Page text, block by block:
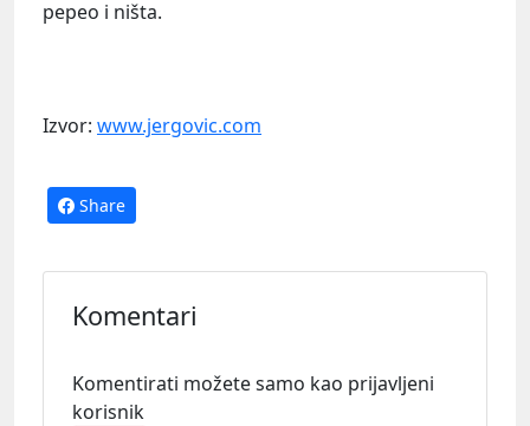
pepeo i ništa.
Izvor: www.jergovic.com
Share
Komentari
Komentirati možete samo kao prijavljeni
korisnik